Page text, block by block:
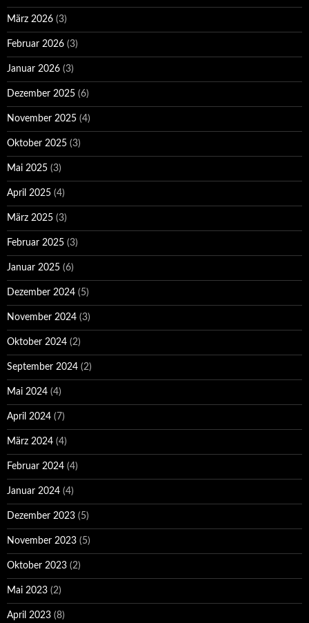
März 2026 (3)
Februar 2026 (3)
Januar 2026 (3)
Dezember 2025 (6)
November 2025 (4)
Oktober 2025 (3)
Mai 2025 (3)
April 2025 (4)
März 2025 (3)
Februar 2025 (3)
Januar 2025 (6)
Dezember 2024 (5)
November 2024 (3)
Oktober 2024 (2)
September 2024 (2)
Mai 2024 (4)
April 2024 (7)
März 2024 (4)
Februar 2024 (4)
Januar 2024 (4)
Dezember 2023 (5)
November 2023 (5)
Oktober 2023 (2)
Mai 2023 (2)
April 2023 (8)